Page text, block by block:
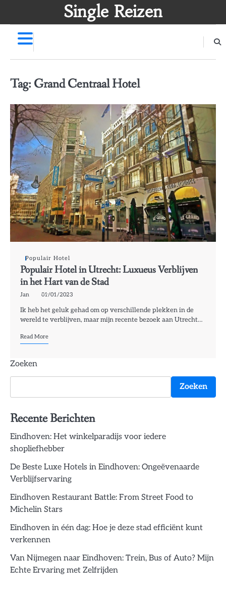
Single Reizen
Tag: Grand Centraal Hotel
Populair Hotel
Populair Hotel in Utrecht: Luxueus Verblijven
in het Hart van de Stad
Jan 01/01/2023
Ik heb het geluk gehad om op verschillende plekken in de
wereld te verblijven, maar mijn recente bezoek aan Utrecht…
Read More
Zoeken
Zoeken
Recente Berichten
Eindhoven: Het winkelparadijs voor iedere
shopliefhebber
De Beste Luxe Hotels in Eindhoven: Ongeëvenaarde
Verblijfservaring
Eindhoven Restaurant Battle: From Street Food to
Michelin Stars
Eindhoven in één dag: Hoe je deze stad efficiënt kunt
verkennen
Van Nijmegen naar Eindhoven: Trein, Bus of Auto? Mijn
Echte Ervaring met Zelfrijden